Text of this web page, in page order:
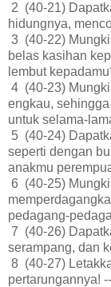
2 (40-21)
hidungnya,
3 (40-22)
belas kasihan
lembut
4 (40-23)
engkau,
untuk selama-
5 (40-24)
seperti dengan
anakmu
6 (40-25)
pedagang-
7 (40-26)
serampang, dan
8 (40-27)
pertarungannya!